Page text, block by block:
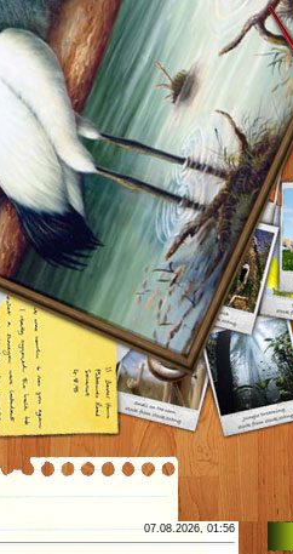
07.08.2026, 01:56